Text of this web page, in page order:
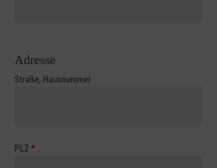
Adresse
Straße, Hausnummer
PLZ *